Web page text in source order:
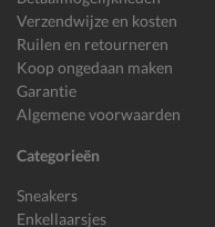
Verzendwijze en kosten
Ruilen en retourneren
Koop ongedaan maken
Garantie
Algemene voorwaarden
Categorieën
Sneakers
Enkellaarsjes